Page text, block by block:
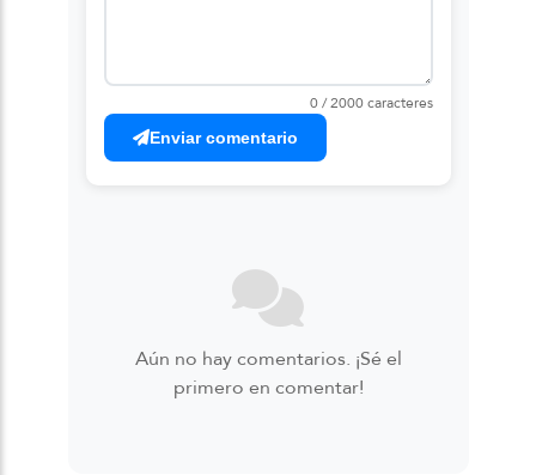
0 / 2000 caracteres
Enviar comentario
Aún no hay comentarios. ¡Sé el
primero en comentar!